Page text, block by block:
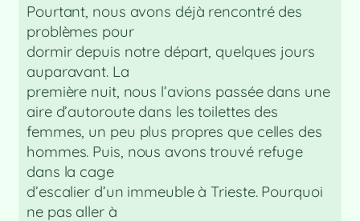
Pourtant, nous avons déjà rencontré des
problèmes pour
dormir depuis notre départ, quelques jours
auparavant. La
première nuit, nous l’avions passée dans une
aire d’autoroute dans les toilettes des
femmes, un peu plus propres que celles des
hommes. Puis, nous avons trouvé refuge
dans la cage
d’escalier d’un immeuble à Trieste. Pourquoi
ne pas aller à